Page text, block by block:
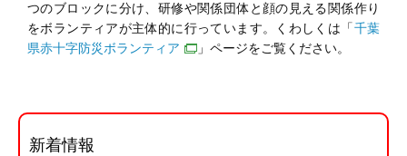
つのブロックに分け、研修や関係団体と顔の見える関係作り
をボランティアが主体的に行っています。くわしくは「千葉
県赤十字防災ボランティア
」ページをご覧ください。
新着情報